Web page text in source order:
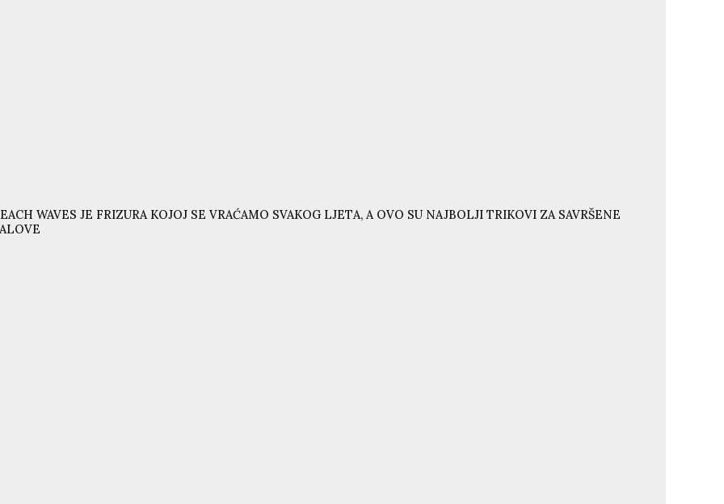
WAVES JE FRIZURA KOJOJ SE VRAĆAMO SVAKOG LJETA, A OVO SU NAJBOLJI TRIKOVI ZA SAVRŠENE